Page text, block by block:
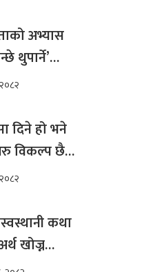
अभ्यास
थुपार्ने’
दिने हो भने
विकल्प छैन
कथा
खोज्न
तारा